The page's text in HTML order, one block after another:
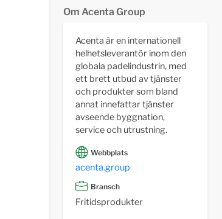
Om Acenta Group
Acenta är en internationell
helhetsleverantör inom den
globala padelindustrin, med
ett brett utbud av tjänster
och produkter som bland
annat innefattar tjänster
avseende byggnation,
service och utrustning.
Webbplats
acenta.group
Bransch
Fritidsprodukter